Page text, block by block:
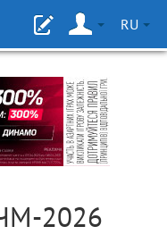
RU
2026